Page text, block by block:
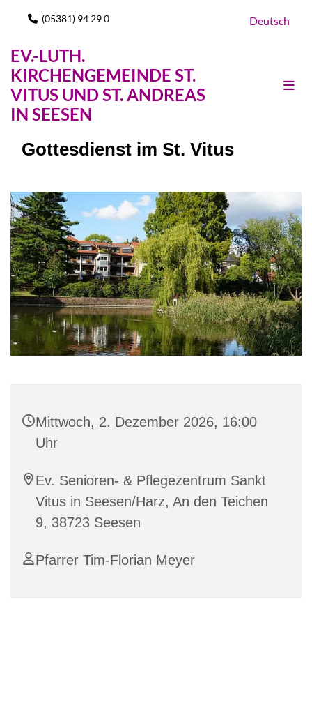
 (05381) 94 29 0 Deutsch
EV.-LUTH.
KIRCHENGEMEINDE ST.
VITUS UND ST. ANDREAS
IN SEESEN
Gottesdienst im St. Vitus
Mittwoch, 2. Dezember 2026, 16:00
Uhr
Ev. Senioren- & Pflegezentrum Sankt
Vitus in Seesen/Harz, An den Teichen
9, 38723 Seesen
Pfarrer Tim-Florian Meyer